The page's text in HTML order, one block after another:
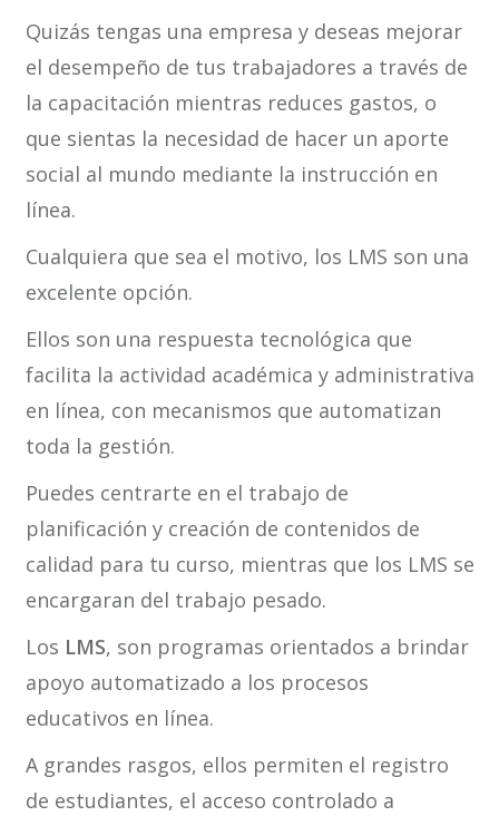
Quizás tengas una empresa y deseas mejorar
el desempeño de tus trabajadores a través de
la capacitación mientras reduces gastos, o
que sientas la necesidad de hacer un aporte
social al mundo mediante la instrucción en
línea.
Cualquiera que sea el motivo, los LMS son una
excelente opción.
Ellos son una respuesta tecnológica que
facilita la actividad académica y administrativa
en línea, con mecanismos que automatizan
toda la gestión.
Puedes centrarte en el trabajo de
planificación y creación de contenidos de
calidad para tu curso, mientras que los LMS se
encargaran del trabajo pesado.
Los LMS, son programas orientados a brindar
apoyo automatizado a los procesos
educativos en línea.
A grandes rasgos, ellos permiten el registro
de estudiantes, el acceso controlado a